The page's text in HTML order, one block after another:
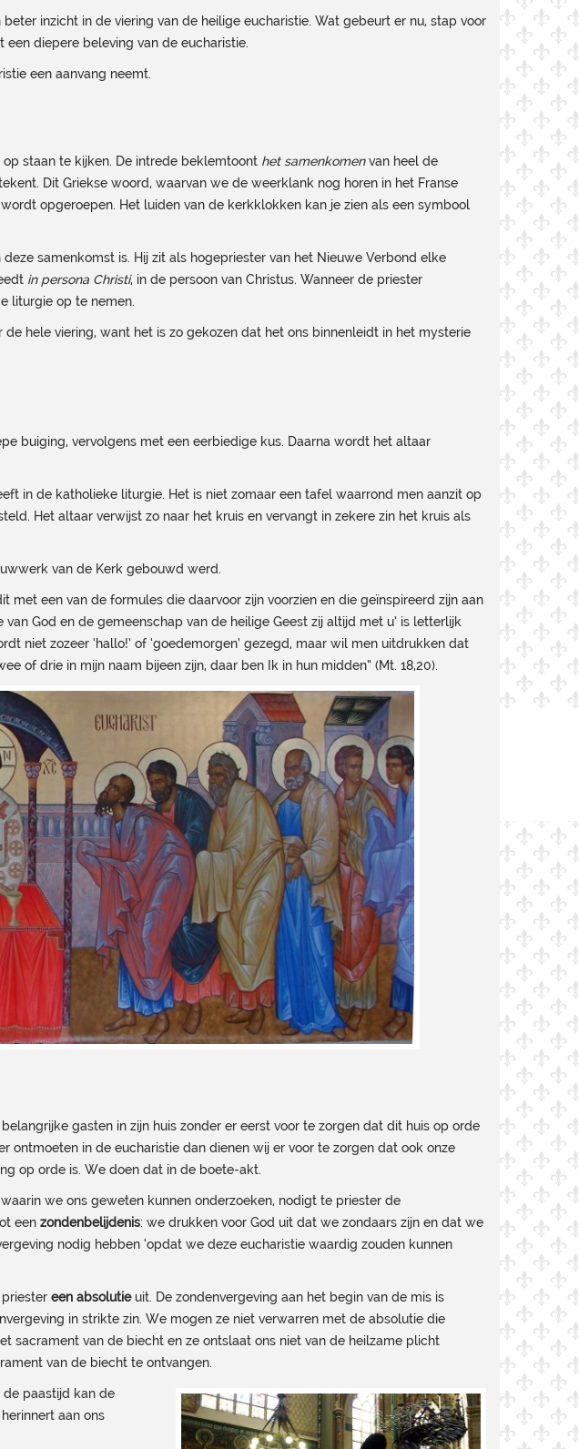
inzicht in de viering van de heilige eucharistie. Wat gebeurt er nu, stap voor
diepere beleving van de eucharistie.
een aanvang neemt.
staan te kijken. De intrede beklemtoont het samenkomenvan heel de
Dit Griekse woord, waarvan we de weerklank nog horen in het Franse
opgeroepen. Het luiden van de kerkklokken kan je zien als een symbool
deze samenkomst is. Hij zit als hogepriester van het Nieuwe Verbond elke
in persona Christi, in de persoon van Christus. Wanneer de priester
liturgie op te nemen.
hele viering, want het is zo gekozen dat het ons binnenleidt in het mysterie
buiging, vervolgens met een eerbiedige kus. Daarna wordt het altaar
in de katholieke liturgie. Het is niet zomaar een tafel waarrond men aanzit op
Het altaar verwijst zo naar het kruis en vervangt in zekere zin het kruis als
van de Kerk gebouwd werd.
met een van de formules die daarvoor zijn voorzien en die geïnspireerd zijn aan
God en de gemeenschap van de heilige Geest zij altijd met u’ is letterlijk
niet zozeer ‘hallo!’ of ‘goedemorgen’ gezegd, maar wil men uitdrukken dat
of drie in mijn naam bijeen zijn, daar ben Ik in hun midden” (Mt. 18,20).
gasten in zijn huis zonder er eerst voor te zorgen dat dit huis op orde
ontmoeten in de eucharistie dan dienen wij er voor te zorgen dat ook onze
op orde is. We doen dat in de boete-akt.
waarin we ons geweten kunnen onderzoeken, nodigt te priester de
eenzondenbelijdenis: we drukken voor God uit dat we zondaars zijn en dat we
nodig hebben ‘opdat we deze eucharistie waardig zouden kunnen
priestereen absolutie uit. De zondenvergeving aan het begin van de mis is
in strikte zin. We mogen ze niet verwarren met de absolutie die
sacrament van de biecht en ze ontslaat ons niet van de heilzame plicht
van de biecht te ontvangen.
de paastijd kan de
aan ons